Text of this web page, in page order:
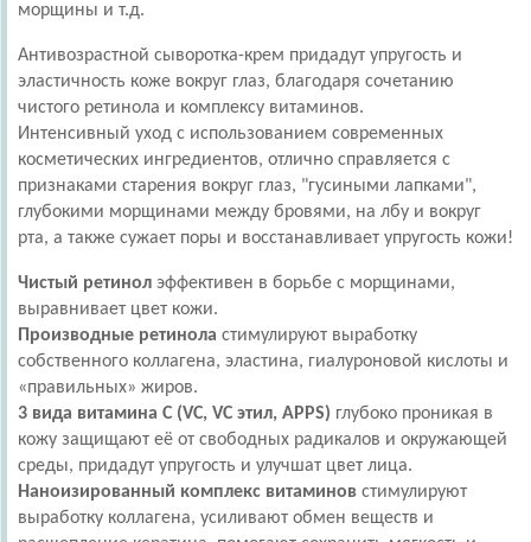
морщины и т.д.
Антивозрастной сыворотка-крем придадут упругость и
эластичность коже вокруг глаз, благодаря сочетанию
чистого ретинола и комплексу витаминов.
Интенсивный уход с использованием современных
косметических ингредиентов, отлично справляется с
признаками старения вокруг глаз, "гусиными лапками",
глубокими морщинами между бровями, на лбу и вокруг
рта, а также сужает поры и восстанавливает упругость кожи!
Чистый ретинол эффективен в борьбе с морщинами,
выравнивает цвет кожи.
Производные ретинола стимулируют выработку
собственного коллагена, эластина, гиалуроновой кислоты и
«правильных» жиров.
3 вида витамина С (VC, VC этил, APPS) глубоко проникая в
кожу защищают её от свободных радикалов и окружающей
среды, придадут упругость и улучшат цвет лица.
Наноизированный комплекс витаминов стимулируют
выработку коллагена, усиливают обмен веществ и